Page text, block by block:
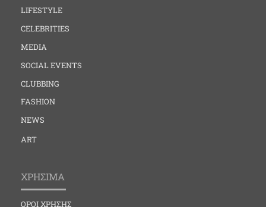
LIFESTYLE
CELEBRITIES
MEDIA
SOCIAL EVENTS
CLUBBING
FASHION
NEWS
ART
ΧΡΗΣΙΜΑ
ΟΡΟΙ ΧΡΗΣΗΣ